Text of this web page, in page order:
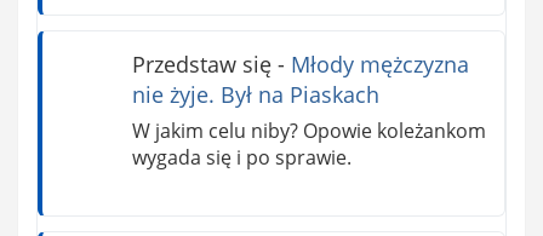
Przedstaw się- Młody mężczyzna
nie żyje. Był na Piaskach
W jakim celu niby? Opowie koleżankom
wygada się i po sprawie.